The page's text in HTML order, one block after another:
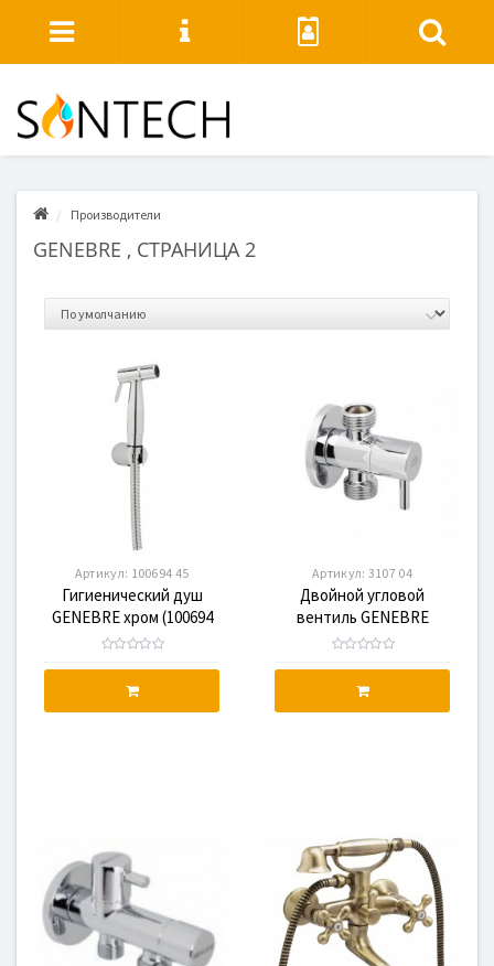
Производители
GENEBRE , СТРАНИЦА 2
Артикул: 100694 45
Гигиенический душ
GENEBRE хром (100694
45)
Артикул: 3107 04
Двойной угловой
вентиль GENEBRE
(310704)